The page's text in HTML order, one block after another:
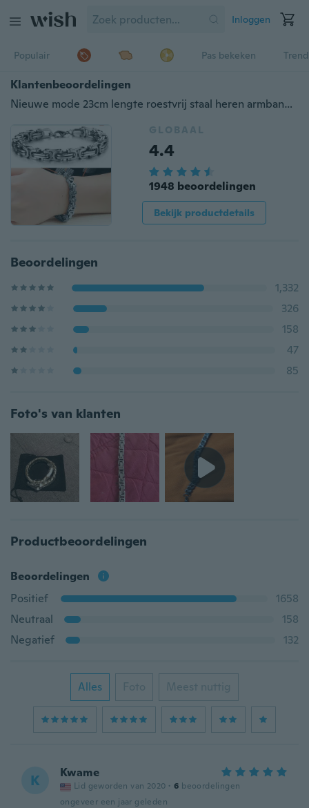
Inloggen
Populair Pas bekeken
Klantenbeoordelingen
Nieuwe mode 23cm lengte roestvrij staal heren armband titanium armbanden breed 8mm
GLOBAAL
4.4
1948 beoordelingen
Bekijk productdetails
Beoordelingen
1,332
326
158
47
85
Foto's van klanten
Productbeoordelingen
Beoordelingen
Positief
1658
Neutraal
158
Negatief
132
Alles Foto Meest nuttig
K Kwame
Lid geworden van 2020 · 6 beoordelingen
ongeveer een jaar geleden